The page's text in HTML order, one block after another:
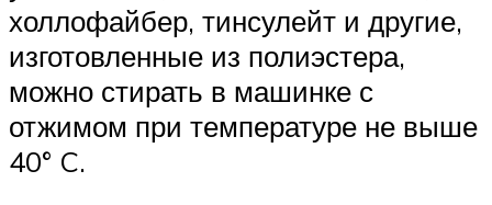
холлофайбер, тинсулейт и другие,
изготовленные из полиэстера,
можно стирать в машинке с
отжимом при температуре не выше
40° C.